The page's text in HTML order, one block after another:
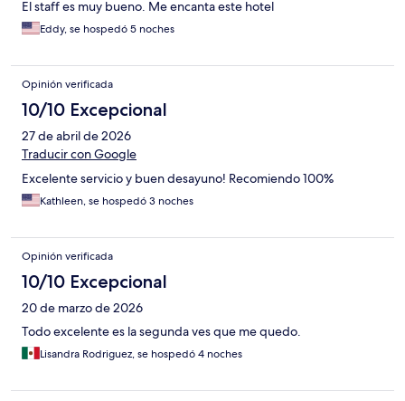
El staff es muy bueno. Me encanta este hotel
Eddy, se hospedó 5 noches
Opinión verificada
10/10 Excepcional
27 de abril de 2026
Traducir con Google
Excelente servicio y buen desayuno! Recomiendo 100%
Kathleen, se hospedó 3 noches
Opinión verificada
10/10 Excepcional
20 de marzo de 2026
Todo excelente es la segunda ves que me quedo.
Lisandra Rodriguez, se hospedó 4 noches